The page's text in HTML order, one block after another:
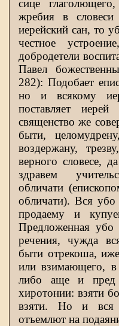
сице
жребия в
иерейский сан, то
честное
добродетели
Павел
282): Подобает
но и всякому
поставляет иерей
священство же
быти,
воздержану,
верного словесе,
здравем
обличати
обличати). Вся убо
продаему и
Предложенная убо
речения, чужда
быти отрекоша,
или взимающего,
либо аще и
хиротонии: взяти
взяти. Но и вся
отъемлют на